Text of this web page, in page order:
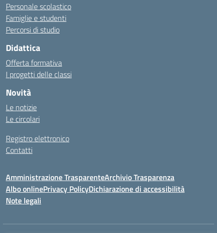
Personale scolastico
Famiglie e studenti
Percorsi di studio
Didattica
Offerta formativa
I progetti delle classi
Novità
Le notizie
Le circolari
Registro elettronico
Contatti
Amministrazione TrasparenteArchivio Trasparenza
Albo onlinePrivacy PolicyDichiarazione di accessibilità
Note legali